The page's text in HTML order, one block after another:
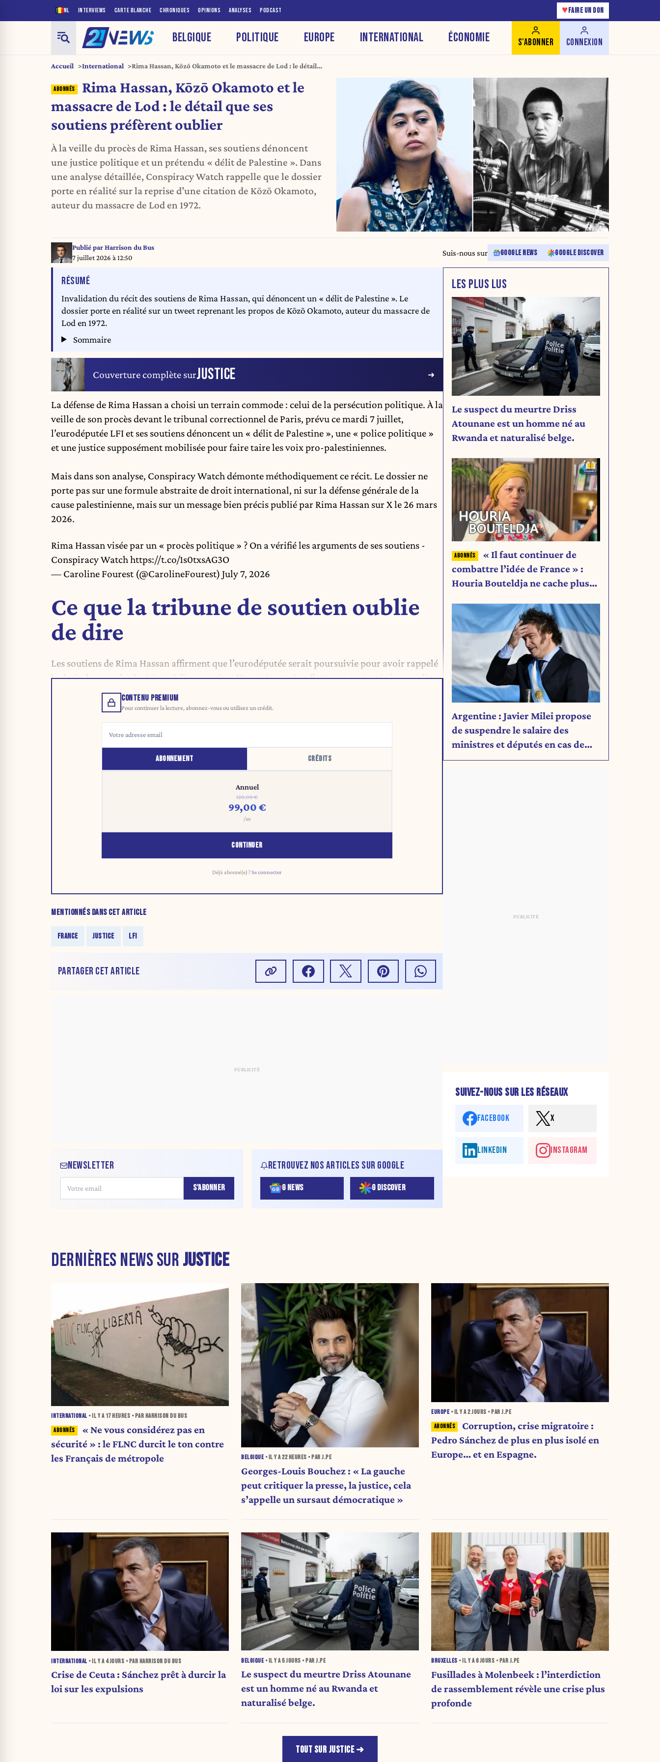
NL INTERVIEWS CARTE BLANCHE CHRONIQUES OPINIONS ANALYSES PODCAST ♥ FAIRE UN DON
BELGIQUE POLITIQUE EUROPE INTERNATIONAL ÉCONOMIE S'ABONNER CONNEXION
Accueil International
Rima Hassan, Kōzō Okamoto et le massacre de Lod : le détail
Rima Hassan, Kōzō Okamoto et le
massacre de Lod : le détail que ses
soutiens préfèrent oublier
À la veille du procès de Rima Hassan, ses soutiens dénoncent
une justice politique et un prétendu « délit de Palestine ». Dans
une analyse détaillée, Conspiracy Watch rappelle que le dossier
porte en réalité sur la reprise d’une citation de Kōzō Okamoto,
auteur du massacre de Lod en 1972.
Publié parHarrison du Bus
7 juillet 2026 à 12:50
Suis-nous sur GOOGLE NEWS GOOGLE DISCOVER
RÉSUMÉDE L'ARTICLE
Invalidation du récit des soutiens de Rima Hassan, qui dénoncent un « délit de Palestine ». Le
dossier porte en réalité sur un tweet reprenant les propos de Kōzō Okamoto, auteur du massacre de
Lod en 1972.
Sommaire
Couverture complète surJUSTICE
La défense de Rima Hassan a choisi un terrain commode : celui de la persécution politique. À la
veille de son procès devant le tribunal correctionnel de Paris, prévu ce mardi 7 juillet,
l’eurodéputée LFI et ses soutiens dénoncent un « délit de Palestine », une « police politique »
et une justice supposément mobilisée pour faire taire les voix pro-palestiniennes.
Mais dans son analyse, Conspiracy Watch démonte méthodiquement ce récit. Le dossier ne
porte pas sur une formule abstraite de droit international, ni sur la défense générale de la
cause palestinienne, mais sur un message bien précis publié par Rima Hassan sur X le 26 mars
2026.
Rima Hassan visée par un « procès politique » ? On a vérifié les arguments de ses soutiens -
Conspiracy Watchhttps://t.co/1s0txsAG3O
— Caroline Fourest (@CarolineFourest) July 7, 2026
Ce que la tribune de soutien oublie
de dire
Les soutiens de Rima Hassan affirment que l’eurodéputée serait poursuivie pour avoir rappelé
le droit des peuples à résister à l’occupation. Une présentation flatteuse, mais très incomplète.
CONTENU PREMIUM
Pour continuer la lecture, abonnez-vous ou utilisez un crédit.
ABONNEMENT CRÉDITS
Annuel
120,00 €
99,00 €
/an
CONTINUER
Déjà abonné(e) ?Se connecter
MENTIONNÉS DANS CET ARTICLE
FRANCE JUSTICE LFI
PARTAGER CET ARTICLE
NEWSLETTER
S'ABONNER
RETROUVEZ NOS ARTICLES SUR GOOGLE
G NEWS G DISCOVER
LES PLUS LUS
Le suspect du meurtre Driss
Atounane est un homme né au
Rwanda et naturalisé belge.
« Il faut continuer de
combattre l’idée de France » :
Houria Bouteldja ne cache plus
Argentine : Javier Milei propose
de suspendre le salaire des
ministres et députés en cas de
déficit budgétaire
SUIVEZ-NOUS SUR LES RÉSEAUX
FACEBOOK X
LINKEDIN INSTAGRAM
DERNIÈRES NEWS SUR JUSTICE
INTERNATIONAL • IL Y A 17 HEURES • PAR HARRISON DU BUS
« Ne vous considérez pas en
sécurité » : le FLNC durcit le ton contre
les Français de métropole
BELGIQUE • IL Y A22 HEURES • PAR J.PE
Georges-Louis Bouchez : « La gauche
peut critiquer la presse, la justice, cela
s’appelle un sursaut démocratique »
EUROPE • IL Y A2 JOURS • PAR J.PE
Corruption, crise migratoire :
Pedro Sánchez de plus en plus isolé en
Europe… et en Espagne.
INTERNATIONAL • IL Y A 4 JOURS • PAR HARRISON DU BUS
Crise de Ceuta : Sánchez prêt à durcir la
loi sur les expulsions
BELGIQUE • IL Y A5 JOURS • PAR J.PE
Le suspect du meurtre Driss Atounane
est un homme né au Rwanda et
naturalisé belge.
BRUXELLES • IL Y A6 JOURS • PAR J.PE
Fusillades à Molenbeek : l’interdiction
de rassemblement révèle une crise plus
profonde
TOUT SUR JUSTICE